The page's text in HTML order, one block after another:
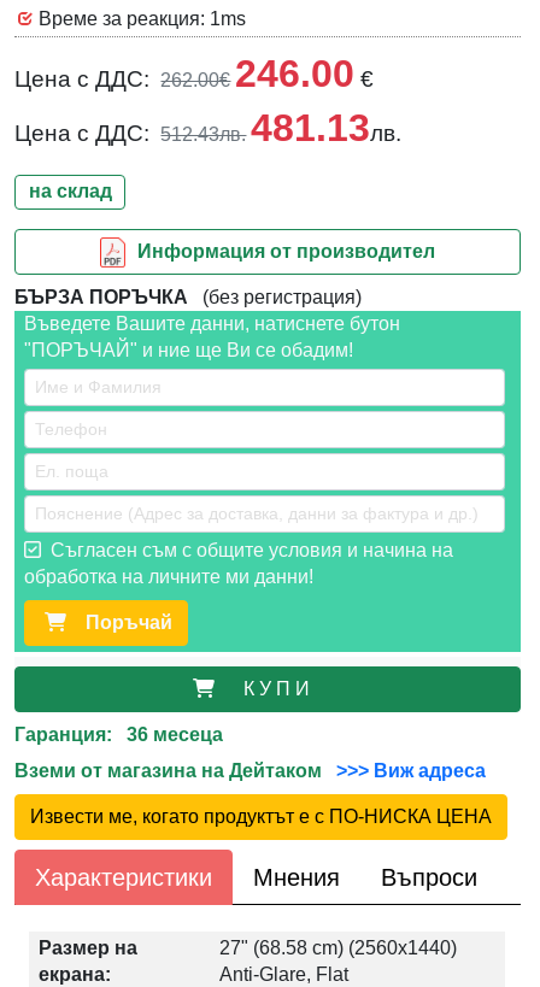
Време за реакция: 1ms
Цена с ДДС: 262.00€ 246.00 €
Цена с ДДС: 512.43лв. 481.13лв.
на склад
Информация от производител
БЪРЗА ПОРЪЧКА (без регистрация)
Въведете Вашите данни, натиснете бутон
"ПОРЪЧАЙ" и ние ще Ви се обадим!
Съгласен съм с общите условия и начина на
обработка на личните ми данни!
Поръчай
К У П И
Гаранция: 36 месеца
Вземи от магазина на Дейтаком
>>> Виж адреса
Извести ме, когато продуктът е с ПО-НИСКА ЦЕНА
Характеристики Мнения Въпроси
Размер на
екрана:
27" (68.58 cm) (2560x1440)
Anti-Glare, Flat